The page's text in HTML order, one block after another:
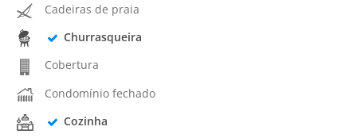
Cadeiras de praia
Churrasqueira
Cobertura
Condomínio fechado
Cozinha